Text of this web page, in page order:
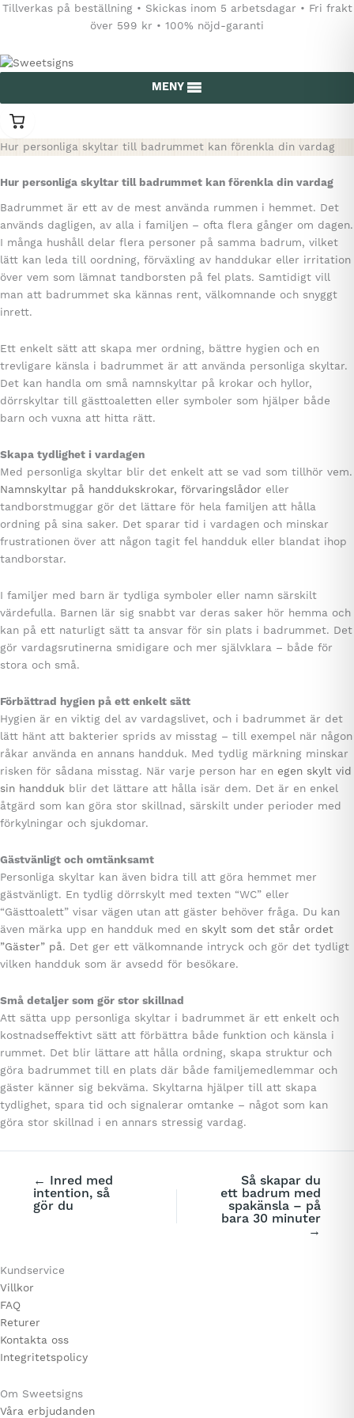
Hoppa
Tillverkas på beställning • Skickas inom 5 arbetsdagar • Fri frakt
över 599 kr • 100% nöjd-garanti
MENY
0
varor
i
kundvagnen
Hur personliga skyltar till badrummet kan förenkla din vardag
Hur personliga skyltar till badrummet kan förenkla din vardag
Badrummet är ett av de mest använda rummen i hemmet. Det
används dagligen, av alla i familjen – ofta flera gånger om dagen.
I många hushåll delar flera personer på samma badrum, vilket
lätt kan leda till oordning, förväxling av handdukar eller irritation
över vem som lämnat tandborsten på fel plats. Samtidigt vill
man att badrummet ska kännas rent, välkomnande och snyggt
inrett.
Ett enkelt sätt att skapa mer ordning, bättre hygien och en
trevligare känsla i badrummet är att använda personliga skyltar.
Det kan handla om små namnskyltar på krokar och hyllor,
dörrskyltar till gästtoaletten eller symboler som hjälper både
barn och vuxna att hitta rätt.
Skapa tydlighet i vardagen
Med personliga skyltar blir det enkelt att se vad som tillhör vem.
Namnskyltar på handdukskrokar, förvaringslådor eller
tandborstmuggar gör det lättare för hela familjen att hålla
ordning på sina saker. Det sparar tid i vardagen och minskar
frustrationen över att någon tagit fel handduk eller blandat ihop
tandborstar.
I familjer med barn är tydliga symboler eller namn särskilt
värdefulla. Barnen lär sig snabbt var deras saker hör hemma och
kan på ett naturligt sätt ta ansvar för sin plats i badrummet. Det
gör vardagsrutinerna smidigare och mer självklara – både för
stora och små.
Förbättrad hygien på ett enkelt sätt
Hygien är en viktig del av vardagslivet, och i badrummet är det
lätt hänt att bakterier sprids av misstag – till exempel när någon
råkar använda en annans handduk. Med tydlig märkning minskar
risken för sådana misstag. När varje person har en egen skylt vid
sin handduk blir det lättare att hålla isär dem. Det är en enkel
åtgärd som kan göra stor skillnad, särskilt under perioder med
förkylningar och sjukdomar.
Gästvänligt och omtänksamt
Personliga skyltar kan även bidra till att göra hemmet mer
gästvänligt. En tydlig dörrskylt med texten “WC” eller
“Gästtoalett” visar vägen utan att gäster behöver fråga. Du kan
även märka upp en handduk med en skylt som det står ordet
”Gäster” på. Det ger ett välkomnande intryck och gör det tydligt
vilken handduk som är avsedd för besökare.
Små detaljer som gör stor skillnad
Att sätta upp personliga skyltar i badrummet är ett enkelt och
kostnadseffektivt sätt att förbättra både funktion och känsla i
rummet. Det blir lättare att hålla ordning, skapa struktur och
göra badrummet till en plats där både familjemedlemmar och
gäster känner sig bekväma. Skyltarna hjälper till att skapa
tydlighet, spara tid och signalerar omtanke – något som kan
göra stor skillnad i en annars stressig vardag.
← Inred med
intention, så
gör du
Så skapar du
ett badrum med
spakänsla – på
bara 30 minuter
→
Kundservice
Villkor
FAQ
Returer
Kontakta oss
Integritetspolicy
Om Sweetsigns
Våra erbjudanden